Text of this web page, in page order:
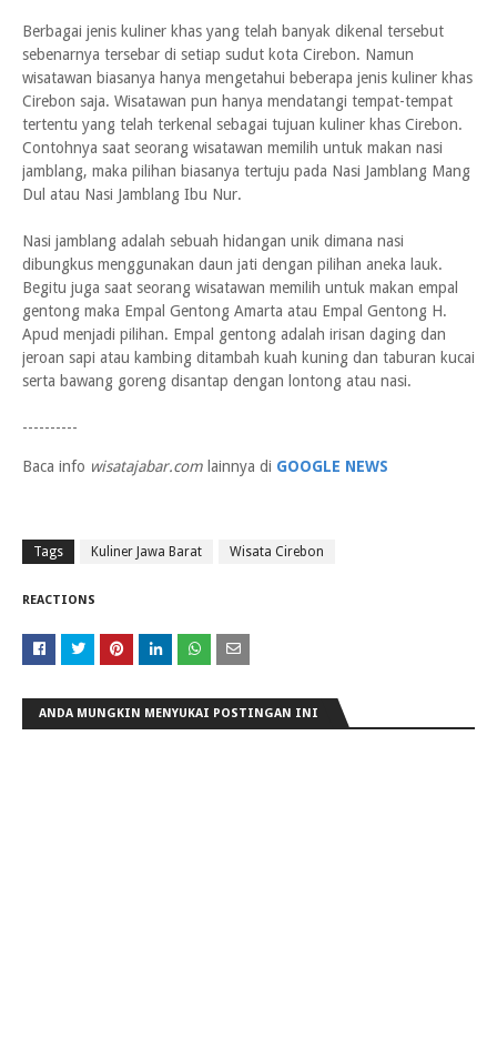
Berbagai jenis kuliner khas yang telah banyak dikenal tersebut
sebenarnya tersebar di setiap sudut kota Cirebon. Namun
wisatawan biasanya hanya mengetahui beberapa jenis kuliner khas
Cirebon saja. Wisatawan pun hanya mendatangi tempat-tempat
tertentu yang telah terkenal sebagai tujuan kuliner khas Cirebon.
Contohnya saat seorang wisatawan memilih untuk makan nasi
jamblang, maka pilihan biasanya tertuju pada Nasi Jamblang Mang
Dul atau Nasi Jamblang Ibu Nur.
Nasi jamblang adalah sebuah hidangan unik dimana nasi
dibungkus menggunakan daun jati dengan pilihan aneka lauk.
Begitu juga saat seorang wisatawan memilih untuk makan empal
gentong maka Empal Gentong Amarta atau Empal Gentong H.
Apud menjadi pilihan. Empal gentong adalah irisan daging dan
jeroan sapi atau kambing ditambah kuah kuning dan taburan kucai
serta bawang goreng disantap dengan lontong atau nasi.
----------
Baca info wisatajabar.com lainnya di GOOGLE NEWS
Tags Kuliner Jawa Barat Wisata Cirebon
REACTIONS
ANDA MUNGKIN MENYUKAI POSTINGAN INI